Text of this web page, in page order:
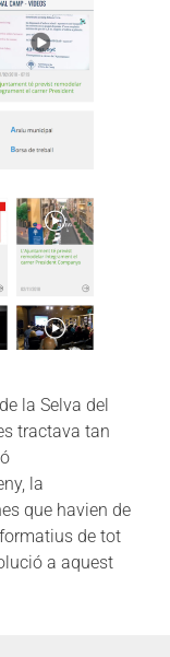
la Selva del
tractava tan
la
que havien de
de tot
a aquest